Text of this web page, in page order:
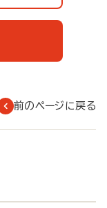
前のページに戻る